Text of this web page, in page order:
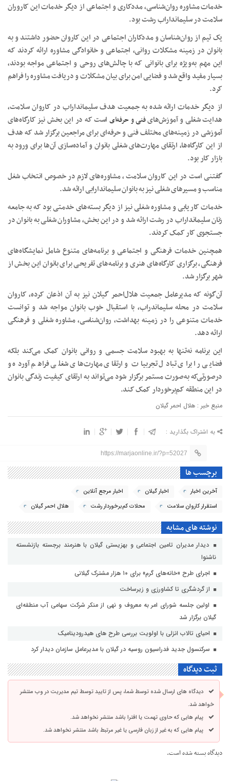
خدمات مشاوره روان‌شناسی، مددکاری و اجتماعی از دیگر خدمات این کاروران
سلامت در سلیمانداراب رشت بود.
یک تیم از روان‌شناسان و مددکاران اجتماعی در این کاروان حضور داشتند و به
بانوان در زمینه مشکلات روانی، اجتماعی و خانوادگی مشاوره ارائه کردند که
این مهم به‌ویژه برای بانوانی که با چالش‌های روحی و اجتماعی مواجه بودند،
بسیار مفید واقع شد و فضایی امن برای بیان مشکلات و دریافت مشاوره را فراهم
کرد.
از دیگر خدمات ارائه شده به جمعیت هدف سلیمانداراب در کاروان سلامت،
هدایت شغلی و آموزش‌هایفنی و حرفه‌ای است که در این بخش نیز کارگاه‌های
آموزشی در زمینه‌های مختلف فنی و حرفه‌ای برای مراجعین برگزار شد که هدف
از این کارگاه‌ها، ارتقای مهارت‌های شغلی بانوان و آماده‌سازی آن‌ها برای ورود به
بازار کار بود.
گفتنی است در این کاروان سلامت ، مشاوره‌های لازم در خصوص انتخاب شغل
مناسب و مسیرهای شغلی نیز به بانوان سلیماندارابی ارائه شد.
خدمات کاریابی و مشاوره شغلی نیز از دیگر بسته‌های خدمتی بود که به جامعه
زنان سلیمانداراب در رشت ارائه شد و در این بخش، مشاوران شغلی به بانوان در
جستجوی کار کمک کردند.
همچنین خدمات فرهنگی و اجتماعی و برنامه‌های متنوع شامل نمایشگاه‌های
فرهنگی، برگزاری کارگاه‌های هنری و برنامه‌های تفریحی برای بانوان این بخش از
شهر برگزار شد.
آن‌گونه که مدیرعامل جمعیت هلال‌احمر گیلان نیز به آن اذعان کرده، کاروان
سلامت در محله سلیماندراب، با استقبال خوب بانوان مواجه شد و توانست
خدمات متنوعی را در زمینه بهداشت، روان‌شناسی، مشاوره شغلی و فرهنگی
ارائه دهد.
این برنامه نه‌تنها به بهبود سلامت جسمی و روانی بانوان کمک می‌کند بلکه
فضایی را برای تبادل تجربیات و ارتقای مهارت‌های شغلی فراهم آورده و
درصورتی‌که به‌صورت مستمر برگزار شود می‌تواند به ارتقای کیفیت زندگی بانوان
در این منطقه کم‌برخوردار کمک کند.
منبع خبر : هلال احمر گیلان
به اشتراک بگذارید :
https://marjaonline.ir/?p=52027
برچسب ها
آخرین اخبار اخبار گیلان
اخبار مرجع آنلاین
استقرار کاروان سلامت
محلات کم‌برخوردار رشت هلال احمر گیلان
نوشته های مشابه
دیدار مدیران تامین اجتماعی و بهزیستی گیلان با هنرمند برجسته بازنشسته
ناشنوا
اجرای طرح «خانه‌های گرم» برای ۱۰ هزار مشترک گیلانی
از گردشگری تا کشاورزی و زیرساخت
اولین جلسه شورای امر به معروف و نهی از منکر شرکت سهامی آب منطقه‌ای
گیلان برگزار شد
احیای تالاب انزلی با اولویت بررسی طرح های هیدرودینامیک
سرکنسول جدید فدراسیون روسیه در گیلان با مدیرعامل سازمان دیدار کرد
ثبت دیدگاه
دیدگاه های ارسال شده توسط شما، پس از تایید توسط تیم مدیریت در وب منتشر
خواهد شد.
پیام هایی که حاوی تهمت یا افترا باشد منتشر نخواهد شد.
پیام هایی که به غیر از زبان فارسی یا غیر مرتبط باشد منتشر نخواهد شد.
دیدگاه بسته شده است.